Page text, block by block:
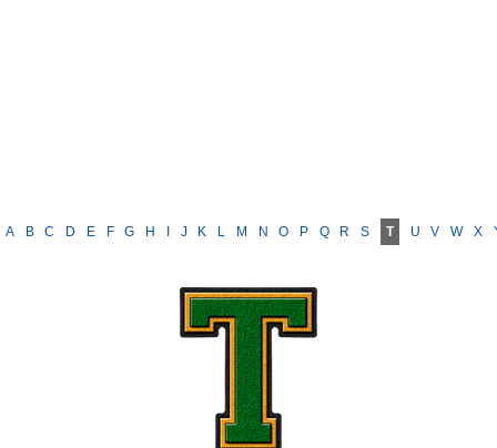
A B C D E F G H J K L M N O P Q R S T U V W X